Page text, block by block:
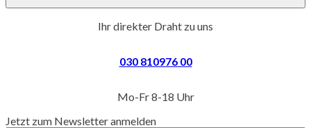
Ihr direkter Draht zu uns
030 810976 00
Mo-Fr 8-18 Uhr
Jetzt zum Newsletter anmelden